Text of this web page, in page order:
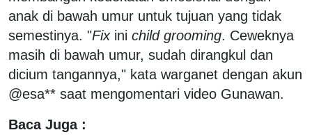
anak di bawah umur untuk tujuan yang tidak
semestinya. "Fixini child grooming. Ceweknya
masih di bawah umur, sudah dirangkul dan
dicium tangannya," kata warganet dengan akun
@esa** saat mengomentari video Gunawan.
Baca Juga :